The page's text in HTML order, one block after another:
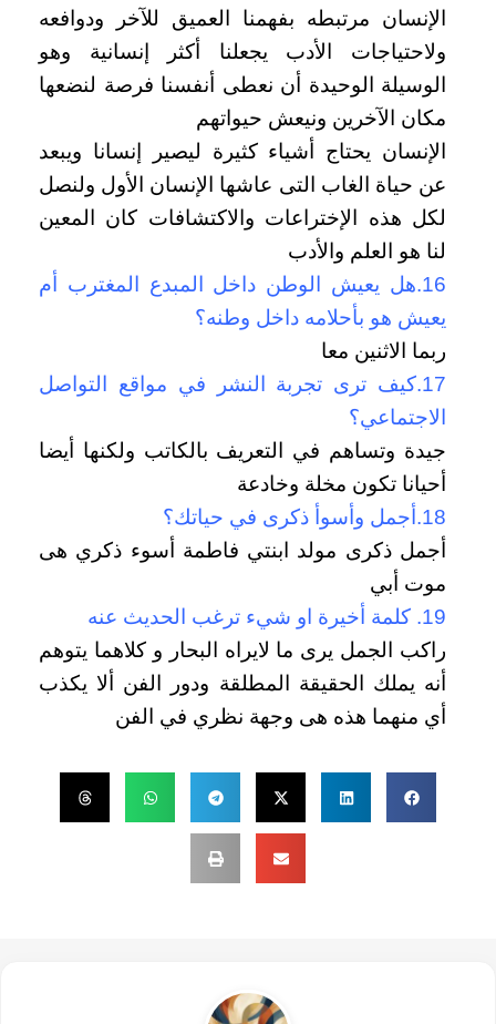
الإنسان مرتبطه بفهمنا العميق للآخر ودوافعه
ولاحتياجات الأدب يجعلنا أكثر إنسانية وهو
الوسيلة الوحيدة أن نعطى أنفسنا فرصة لنضعها
مكان الآخرين ونيعش حيواتهم
الإنسان يحتاج أشياء كثيرة ليصير إنسانا ويبعد
عن حياة الغاب التى عاشها الإنسان الأول ولنصل
لكل هذه الإختراعات والاكتشافات كان المعين
لنا هو العلم والأدب
16.هل يعيش الوطن داخل المبدع المغترب أم
يعيش هو بأحلامه داخل وطنه؟
ربما الاثنين معا
17.كيف ترى تجربة النشر في مواقع التواصل
الاجتماعي؟
جيدة وتساهم في التعريف بالكاتب ولكنها أيضا
أحيانا تكون مخلة وخادعة
18.أجمل وأسوأ ذكرى في حياتك؟
أجمل ذكرى مولد ابنتي فاطمة أسوء ذكري هى
موت أبي
19. كلمة أخيرة او شيء ترغب الحديث عنه
راكب الجمل يرى ما لايراه البحار و كلاهما يتوهم
أنه يملك الحقيقة المطلقة ودور الفن ألا يكذب
أي منهما هذه هى وجهة نظري في الفن